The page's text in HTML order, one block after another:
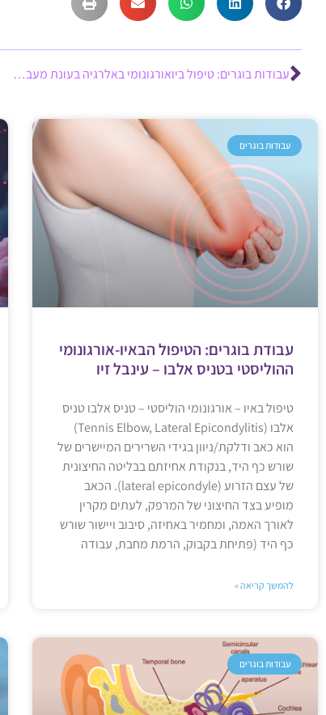
עבודות בוגרים: טיפול ביואורגונומי באלרגיה בעונת מעבר – יעל שושני
עבודות בוגרים
עבודת בוגרים: הטיפול הבאיו-אורגונומי
ההוליסטי בטניס אלבו – עינבל זיו
טיפול באיו – אורגונומי הוליסטי – טניס אלבו טניס
אלבו (Tennis Elbow, Lateral Epicondylitis)
הוא כאב ודלקת/ניוון בגידי השרירים המיישרים של
שורש כף היד, בנקודת אחיזתם בבליטה החיצונית
של עצם הזרוע (lateral epicondyle). הכאב
מופיע בצד החיצוני של המרפק, לעתים מקרין
לאורך האמה, ומחמיר באחיזה, סיבוב ויישור שורש
כף היד (פתיחת בקבוק, הרמת מחבת, עבודה
להמשך קריאה »
עבודות בוגרים